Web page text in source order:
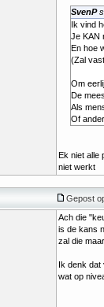
SvenP
Ik vind
Je KAN
En hoe
(Zal
Om
De
Als
Of
Ek niet alle
niet werkt
Gepost
Ach die
is de kans
zal die
Ik denk dat
wat op